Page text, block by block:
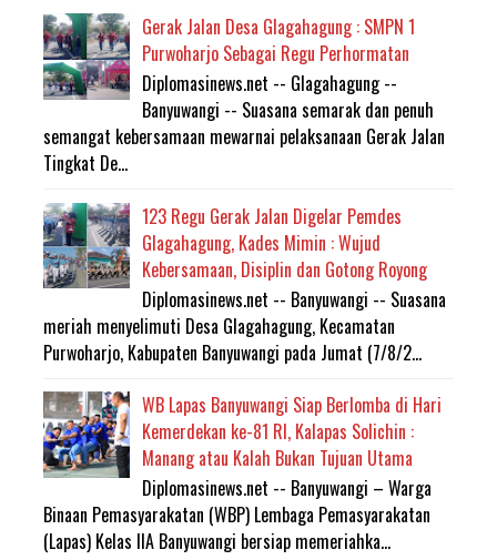
Gerak Jalan Desa Glagahagung : SMPN 1
Purwoharjo Sebagai Regu Perhormatan
Diplomasinews.net -- Glagahagung --
Banyuwangi -- Suasana semarak dan penuh
semangat kebersamaan mewarnai pelaksanaan Gerak Jalan
Tingkat De...
123 Regu Gerak Jalan Digelar Pemdes
Glagahagung, Kades Mimin : Wujud
Kebersamaan, Disiplin dan Gotong Royong
Diplomasinews.net -- Banyuwangi -- Suasana
meriah menyelimuti Desa Glagahagung, Kecamatan
Purwoharjo, Kabupaten Banyuwangi pada Jumat (7/8/2...
WB Lapas Banyuwangi Siap Berlomba di Hari
Kemerdekan ke-81 RI, Kalapas Solichin :
Manang atau Kalah Bukan Tujuan Utama
Diplomasinews.net -- Banyuwangi – Warga
Binaan Pemasyarakatan (WBP) Lembaga Pemasyarakatan
(Lapas) Kelas IIA Banyuwangi bersiap memeriahka...